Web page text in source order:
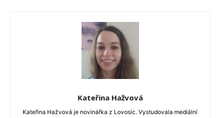
Kateřina Hažvová
Kateřina Hažvová je novinářka z Lovosic. Vystudovala mediální